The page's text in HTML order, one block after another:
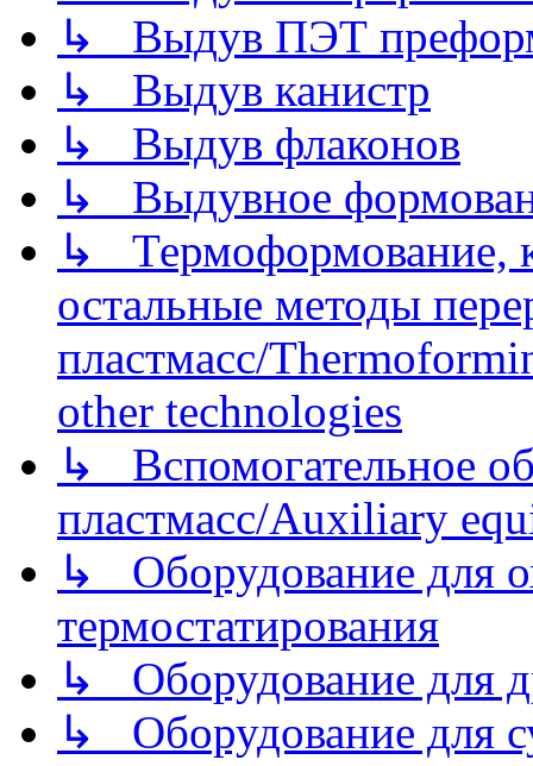
↳ Выдув ПЭТ
↳ Выдув канистр
↳ Выдув флаконов
↳ Выдувное
↳ Термоформование,
остальные методы
пластмасс/
other technologies
↳ Вспомогательное
пластмасс/Auxiliary
↳ Оборудование для
термостатирования
↳ Оборудование для
↳ Оборудование для